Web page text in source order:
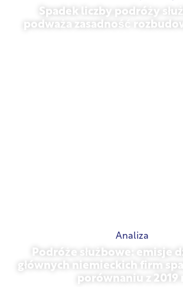
Spadek liczby podróży
podważa zasadność
Analiza
Podróże służbowe: emisje
głównych niemieckich firm
porównaniu z 2019 r.